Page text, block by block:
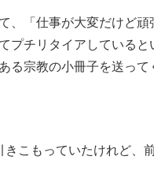
、「仕事が大変だけど
プチリタイアしている
る宗教の小冊子を送って
こもっていたけれど、